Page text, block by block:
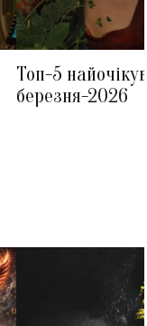
Топ-5
березня-2026